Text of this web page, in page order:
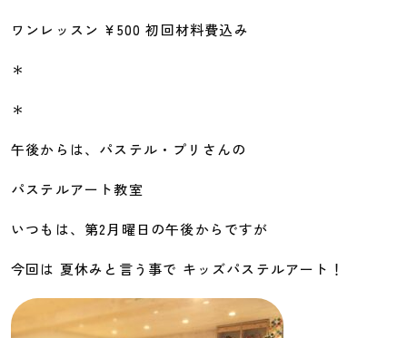
ワンレッスン ¥500 初回材料費込み
＊
＊
午後からは、パステル・プリさんの
パステルアート教室
いつもは、第2月曜日の午後からですが
今回は 夏休みと言う事で キッズパステルアート！